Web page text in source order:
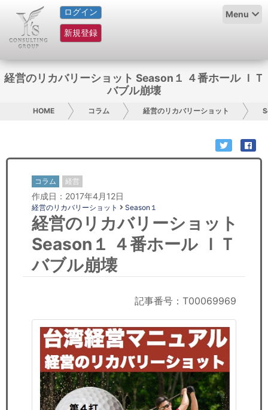
ログイン
新規登録
Menu
HOME
サービス紹介
コラム
お問い合わせ
日本人にPR
コンサルティング
リサーチ
セミナー
労務顧問
飲食店情報
経営のリカバリーショット Season１ ４番ホール ＩＴ
バブル崩壊
HOME コラム 経営のリカバリーショット
コラム 経営
作成日：2017年4月12日
経営のリカバリーショット Season１
経営のリカバリーショット
Season１ ４番ホール ＩＴ
バブル崩壊
記事番号：T00069969